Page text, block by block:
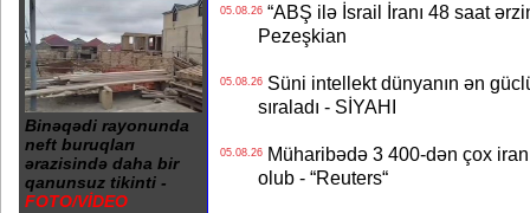
Binəqədi rayonunda
neft buruqları
ərazisində daha bir
qanunsuz tikinti -
FOTO/VİDEO
05.08.26“ABŞ ilə İsrail İranı 48 saat
Pezeşkian
05.08.26Süni intellekt dünyanın ən
sıraladı - SİYAHI
05.08.26Müharibədə 3 400-dən çox
olub - “Reuters“